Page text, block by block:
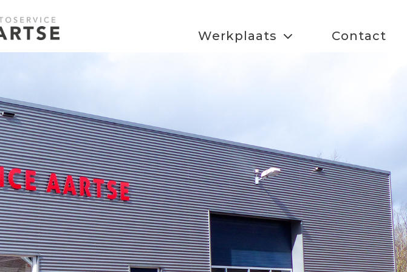
Werkplaats Contact